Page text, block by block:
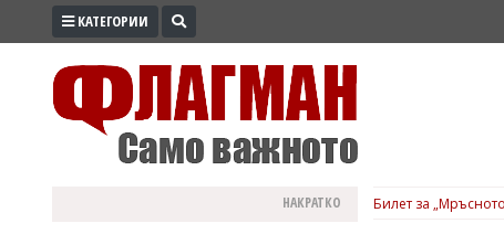
ПРОМО
КАТЕГОРИИ
НАКРАТКО Билет за